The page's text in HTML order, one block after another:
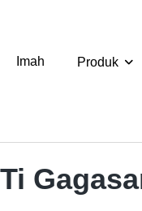
Imah Produk